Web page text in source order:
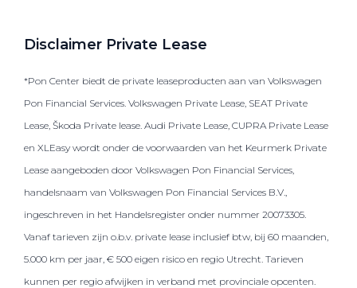
Disclaimer Private Lease
*Pon Center biedt de private leaseproducten aan van Volkswagen
Pon Financial Services. Volkswagen Private Lease, SEAT Private
Lease, Škoda Private lease. Audi Private Lease, CUPRA Private Lease
en XLEasy wordt onder de voorwaarden van het Keurmerk Private
Lease aangeboden door Volkswagen Pon Financial Services,
handelsnaam van Volkswagen Pon Financial Services B.V.,
ingeschreven in het Handelsregister onder nummer 20073305.
Vanaf tarieven zijn o.b.v. private lease inclusief btw, bij 60 maanden,
5.000 km per jaar, € 500 eigen risico en regio Utrecht. Tarieven
kunnen per regio afwijken in verband met provinciale opcenten.